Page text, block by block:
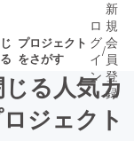
プロジェクト
をさがす
ロ
グ
イ
ン
/
新
規
会
員
登
録
る人気カ
ジェクト